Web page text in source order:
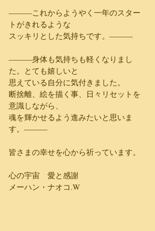
―――これからようやく一年のスター
トがきれるような
スッキリとした気持ちです。―――
―――身体も気持ちも軽くなりまし
た。とても嬉しいと
思えている自分に気付きました。
断捨離、絵を描く事、日々リセットを
意識しながら、
魂を輝かせるよう進みたいと思いま
す。―――
皆さまの幸せを心から祈っています。
心の宇宙　愛と感謝
メーハン・ナオコ.W